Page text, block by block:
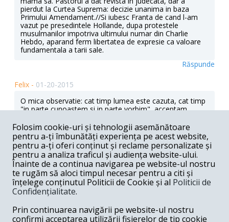
pierdut la Curtea Suprema: decizie unanima in baza
Primului Amendament.//Si iubesc Franta de cand l-am
vazut pe presedintele Hollande, dupa protestele
musulmanilor impotriva ultimului numar din Charlie
Hebdo, aparand ferm libertatea de expresie ca valoare
fundamentala a tarii sale.
Răspunde
Felix - 01-20-2015
O mica observatie: cat timp lumea este cazuta, cat timp
"in parte cunoastem si in parte vorbim", acceptam
stiu eu totul"; In aceasta situatia impunerea armoniei
asa cum ne-o imaginam noi este poate trufie
diavoleasca. Poate ca insusi caracterul nostru finit ne
sileste sa avem aceasta smerenie in eternitate, chiar si
dupa ce vom cunoaste fata in fata. Idealul ramane totusi
armonia nu cacofonia muzicala, tindem, fie si
asimptotic, fie chiar cu caderi si intoarceri, spre armonie,
spre bine, frumos si adevar.
Liviu din Timisoara -01-20-2015
Folosim cookie-uri și tehnologii asemănătoare
pentru a-ți îmbunătăți experiența pe acest website,
pentru a-ți oferi conținut și reclame personalizate și
pentru a analiza traficul și audiența website-ului.
Înainte de a continua navigarea pe website-ul nostru
te rugăm să aloci timpul necesar pentru a citi și
înțelege conținutul Politicii de Cookie și al Politicii de
Confidențialitate.
Prin continuarea navigării pe website-ul nostru
confirmi acceptarea utilizării fișierelor de tip cookie